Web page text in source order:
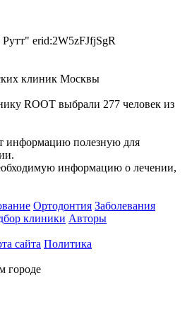
erid:2W5zFJfjSgR
клиник Москвы
ROOT выбрали 277 человек из
информацию полезную для
информацию о лечении,
Ортодонтия Заболевания
клиники Авторы
сайта Политика
городе